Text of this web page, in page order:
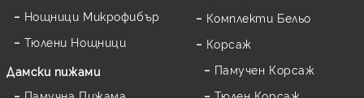
Нощници Микрофибър
Тюлени Нощници
Дамски пижами
Комплекти Бельо
Корсаж
Памучен Корсаж